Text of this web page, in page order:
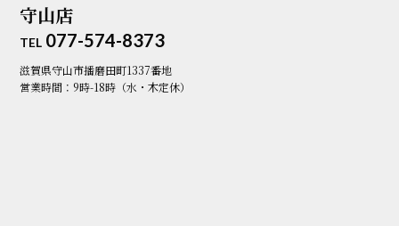
守山店
TEL 077-574-8373
滋賀県守山市播磨田町1337番地
営業時間：9時-18時（水・木定休）